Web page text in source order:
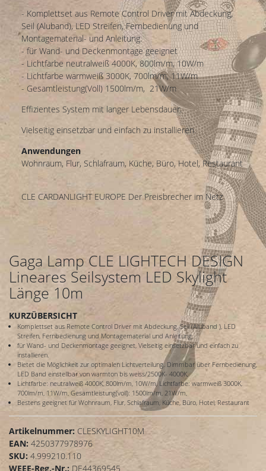
- Komplettset aus Remote Control Driver mit Abdeckung,
Seil (Aluband), LED Streifen, Fernbedienung und
Montagematerial- und Anleitung.
- für Wand- und Deckenmontage geeignet
- Lichtfarbe neutralweiß 4000K, 800lm/m, 10W/m
- Lichtfarbe warmweiß 3000K, 700lm/m, 11W/m
- Gesamtleistung(Voll) 1500lm/m, 21W/m
Effizientes System mit langer Lebensdauer.
Vielseitig einsetzbar und einfach zu installieren.
Anwendungen
Wohnraum, Flur, Schlafraum, Küche, Büro, Hotel, Restaurant
CLE CARDANLIGHT EUROPE Der Preisbrecher im Netz
Gaga Lamp CLE LIGHTECH DESIGN
Lineares Seilsystem LED Skylight
Länge 10m
KURZÜBERSICHT
Komplettset aus Remote Control Driver mit Abdeckung, Seil (Aluband ), LED
Streifen, Fernbedienung und Montagematerial und Anleitung.
für Wand- und Deckenmontage geeignet, Vielseitig einsetzbar und einfach zu
installieren.
Bietet die Möglichkeit zur optimalen Lichtverteilung. Dimmbar über Fernbedienung,
LED Band einstellbar von warmton bis weiss/2500K- 4000K,
Lichtfarbe: neutralweiß 4000K, 800lm/m, 10W/m, Lichtfarbe: warmweiß 3000K,
700lm/m, 11W/m, Gesamtleistung(voll): 1500lm/m, 21W/m,
Bestens geeignet für Wohnraum, Flur, Schlafraum, Küche, Büro, Hotel, Restaurant
Artikelnummer: CLESKYLIGHT10M
EAN: 4250377978976
SKU: 4.999210.110
WEEE-Reg.-Nr.: DE44369545